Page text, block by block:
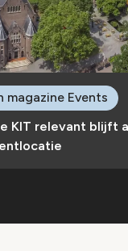
KIT relevant blijft
magazine Events